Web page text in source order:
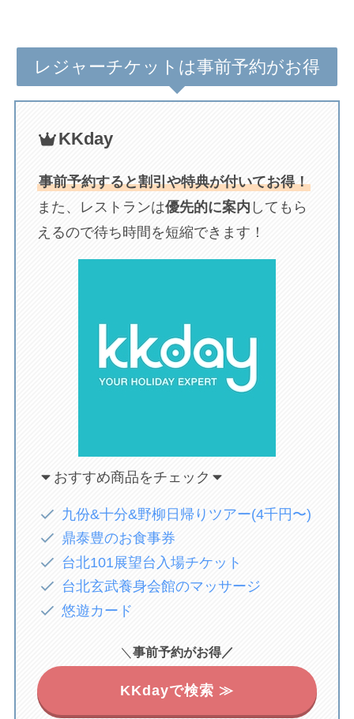
レジャーチケットは事前予約がお得
KKday
事前予約すると割引や特典が付いてお得！
また、レストランは優先的に案内 してもら
えるので待ち時間を短縮できます！
おすすめ商品をチェック
九份&十分&野柳日帰りツアー(4千円〜)
鼎泰豊のお食事券
台北101展望台入場チケット
台北玄武養身会館のマッサージ
悠遊カード
＼ 事前予約がお得／
KKdayで検索 ≫